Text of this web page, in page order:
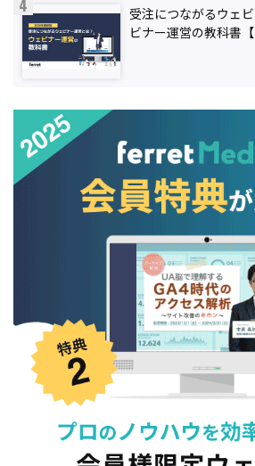
受注につながるウェ
ビナー運営の教科書【